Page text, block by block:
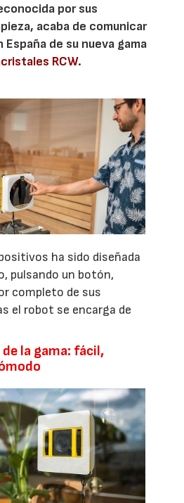
por sus
acaba de comunicar
de su nueva gama
RCW.
ha sido diseñada
pulsando un botón,
completo de sus
el robot se encarga de
la gama: fácil,